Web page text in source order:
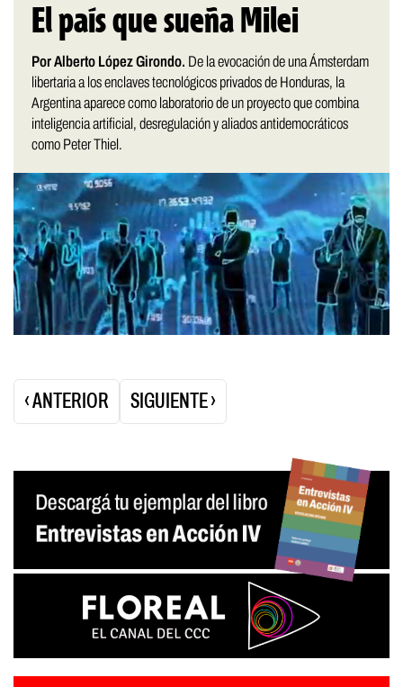
El país que sueña Milei
Por Alberto López Girondo. De la evocación de una Ámsterdam
libertaria a los enclaves tecnológicos privados de Honduras, la
Argentina aparece como laboratorio de un proyecto que combina
inteligencia artificial, desregulación y aliados antidemocráticos
como Peter Thiel.
Paginación
entradas
‹ ANTERIOR SIGUIENTE ›